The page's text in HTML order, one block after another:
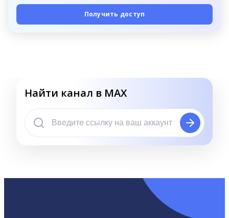
Получить доступ
Найти канал в MAX